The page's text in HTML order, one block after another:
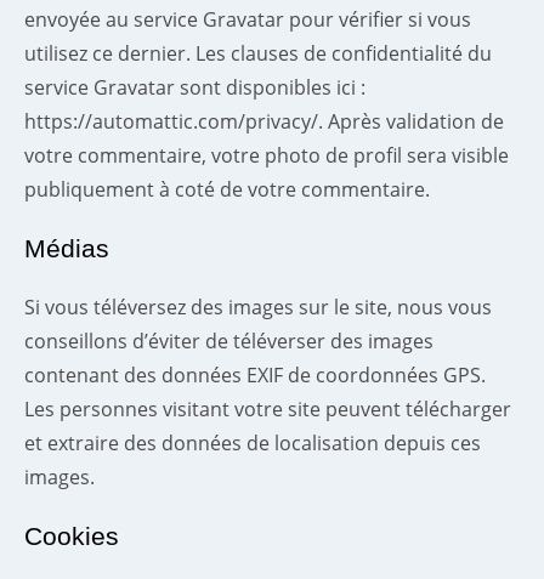
envoyée au service Gravatar pour vérifier si vous
utilisez ce dernier. Les clauses de confidentialité du
service Gravatar sont disponibles ici :
https://automattic.com/privacy/. Après validation de
votre commentaire, votre photo de profil sera visible
publiquement à coté de votre commentaire.
Médias
Si vous téléversez des images sur le site, nous vous
conseillons d’éviter de téléverser des images
contenant des données EXIF de coordonnées GPS.
Les personnes visitant votre site peuvent télécharger
et extraire des données de localisation depuis ces
images.
Cookies